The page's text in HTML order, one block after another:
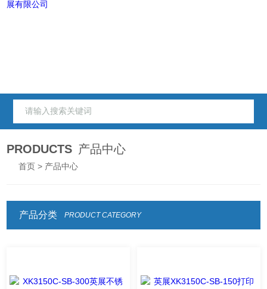
PRODUCTS 产品中心
首页 > 产品中心
产品分类 PRODUCT CATEGORY